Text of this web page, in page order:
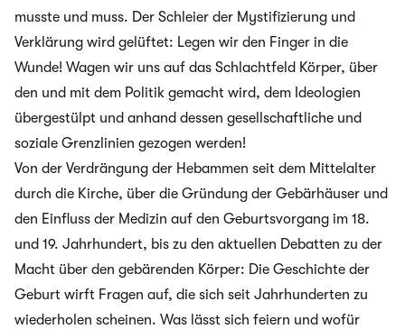
musste und muss. Der Schleier der Mystifizierung und
Verklärung wird gelüftet: Legen wir den Finger in die
Wunde! Wagen wir uns auf das Schlachtfeld Körper, über
den und mit dem Politik gemacht wird, dem Ideologien
übergestülpt und anhand dessen gesellschaftliche und
soziale Grenzlinien gezogen werden!
Von der Verdrängung der Hebammen seit dem Mittelalter
durch die Kirche, über die Gründung der Gebärhäuser und
den Einfluss der Medizin auf den Geburtsvorgang im 18.
und 19. Jahrhundert, bis zu den aktuellen Debatten zu der
Macht über den gebärenden Körper: Die Geschichte der
Geburt wirft Fragen auf, die sich seit Jahrhunderten zu
wiederholen scheinen. Was lässt sich feiern und wofür